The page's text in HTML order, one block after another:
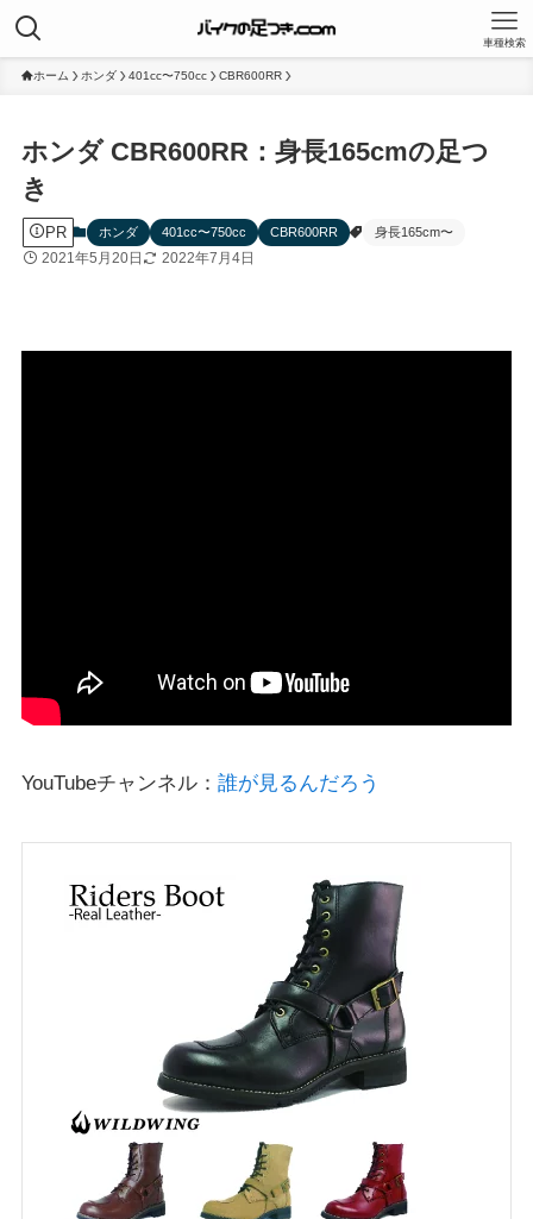
車種検索
ホーム ホンダ 401cc〜750cc CBR600RR
ホンダ CBR600RR：身長165cmの足つ
き
PR ホンダ 401cc〜750cc CBR600RR 身長165cm〜
2021年5月20日 2022年7月4日
YouTubeチャンネル： 誰が見るんだろう